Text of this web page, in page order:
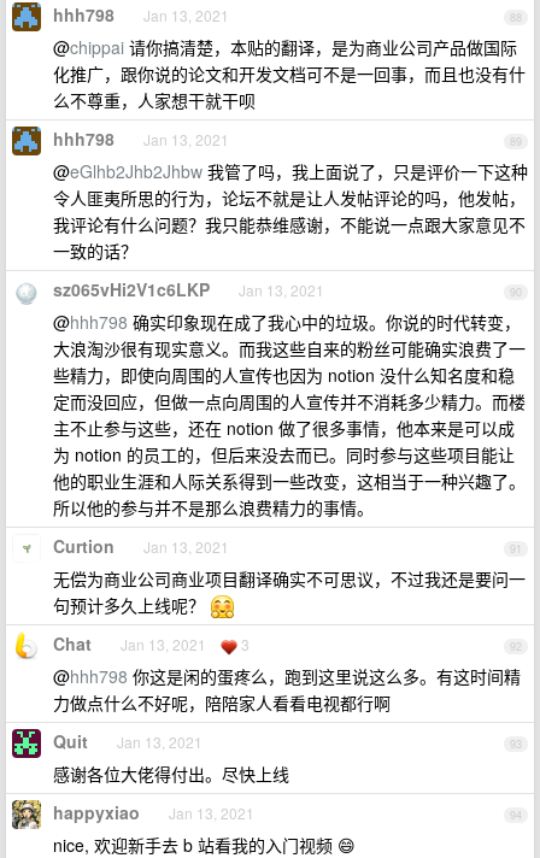
88
hhh798 Jan 13, 2021
@chippai 请你搞清楚，本贴的翻译，是为商业公司产品做国际
化推广，跟你说的论文和开发文档可不是一回事，而且也没有什
么不尊重，人家想干就干呗
89
hhh798 Jan 13, 2021
@eGlhb2Jhb2Jhbw 我管了吗，我上面说了，只是评价一下这种
令人匪夷所思的行为，论坛不就是让人发帖评论的吗，他发帖，
我评论有什么问题？我只能恭维感谢，不能说一点跟大家意见不
一致的话？
90
sz065vHi2V1c6LKP Jan 13, 2021
@hhh798 确实印象现在成了我心中的垃圾。你说的时代转变，
大浪淘沙很有现实意义。而我这些自来的粉丝可能确实浪费了一
些精力，即使向周围的人宣传也因为 notion 没什么知名度和稳
定而没回应，但做一点向周围的人宣传并不消耗多少精力。而楼
主不止参与这些，还在 notion 做了很多事情，他本来是可以成
为 notion 的员工的，但后来没去而已。同时参与这些项目能让
他的职业生涯和人际关系得到一些改变，这相当于一种兴趣了。
所以他的参与并不是那么浪费精力的事情。
91
Curtion Jan 13, 2021
无偿为商业公司商业项目翻译确实不可思议，不过我还是要问一
句预计多久上线呢？
92
Chat Jan 13, 2021 3
@hhh798 你这是闲的蛋疼么，跑到这里说这么多。有这时间精
力做点什么不好呢，陪陪家人看看电视都行啊
93
Quit Jan 13, 2021
感谢各位大佬得付出。尽快上线
94
happyxiao Jan 13, 2021
nice, 欢迎新手去 b 站看我的入门视频 😄